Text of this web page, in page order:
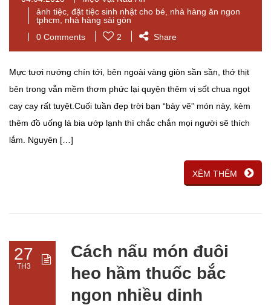
ảnh tiệc đặt tiệc sinh nhật cho bé nhà hàng ăn ngon
tphcm
nhà hàng sài gòn
0 Comments
2 Share
Mực tươi nướng chín tới, bên ngoài vàng giòn sần sần, thớ thịt
bên trong vẫn mềm thơm phức lại quyện thêm vị sốt chua ngọt
cay cay rất tuyệt.Cuối tuần đẹp trời bạn “bày vẽ” món này, kèm
thêm đồ uống là bia ướp lạnh thì chắc chắn mọi người sẽ thích
lắm. Nguyên […]
XÊM THÊM
27
TH3
Cách nấu món đuôi
heo hầm thuốc bắc
ngon nhiều dinh